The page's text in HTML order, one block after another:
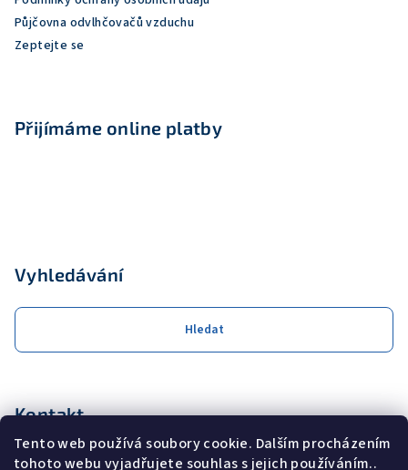
Tento web používá soubory cookie. Dalším procházením
tohoto webu vyjadřujete souhlas s jejich používáním..
Půjčovna odvlhčovačů vzduchu
Zeptejte se
Přijímáme online platby
Vyhledávání
Hledat
Kontakt
obchod
coolservis.cz